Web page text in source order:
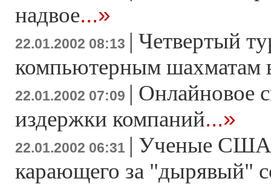
надвое...»
22.01.2002 08:13 | Четвертый
компьютерным шахматам
22.01.2002 07:09 | Онлайновое
издержки компаний...»
22.01.2002 06:31 | Ученые США
карающего за "дырявый"